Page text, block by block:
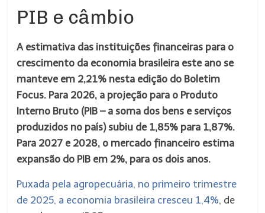
PIB e câmbio
A estimativa das instituições financeiras para o
crescimento da economia brasileira este ano se
manteve em 2,21% nesta edição do Boletim
Focus. Para 2026, a projeção para o Produto
Interno Bruto (PIB – a soma dos bens e serviços
produzidos no país) subiu de 1,85% para 1,87%.
Para 2027 e 2028, o mercado financeiro estima
expansão do PIB em 2%, para os dois anos.
Puxada pela agropecuária, no primeiro trimestre
de 2025, a economia brasileira cresceu 1,4%, de